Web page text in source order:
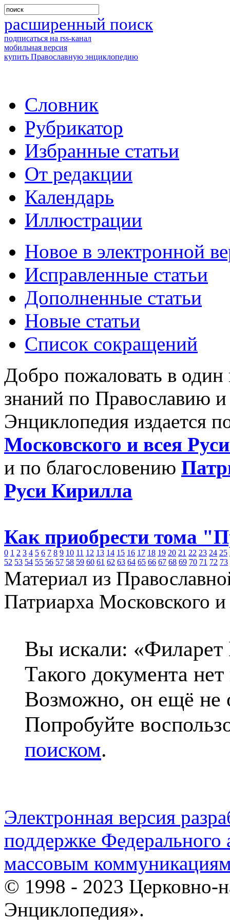
расширенный поиск
подписаться на rss-канал
мобильная версия
купить Православную энциклопедию
Словник
Рубрикатор
Избранные статьи
От редакции
Календарь
Иллюстрации
Новое в электронной
Исправленные статьи
Дополненные статьи
Новые статьи
Список сокращений
Добро пожаловать в
знаний по Православию
Энциклопедия издается
Московского и всея
и по благословению
Руси Кирилла
Как приобрести тома
0 1 2 3 4 5 6 7 8 9 10 11 12 13 14 15 16 17 18 19 20 21 22 23 24 25
52 53 54 55 56 57 58 59 60 61 62 63 64 65 66 67 68 69 70 71 72 73
Материал из
Патриарха Московского
Вы искали: «Филарет
Такого документа
Возможно, он ещё не
Попробуйте
поиском.
Электронная версия
поддержке Федерального
массовым
© 1998 - 2023 Церковно-
Энциклопедия».